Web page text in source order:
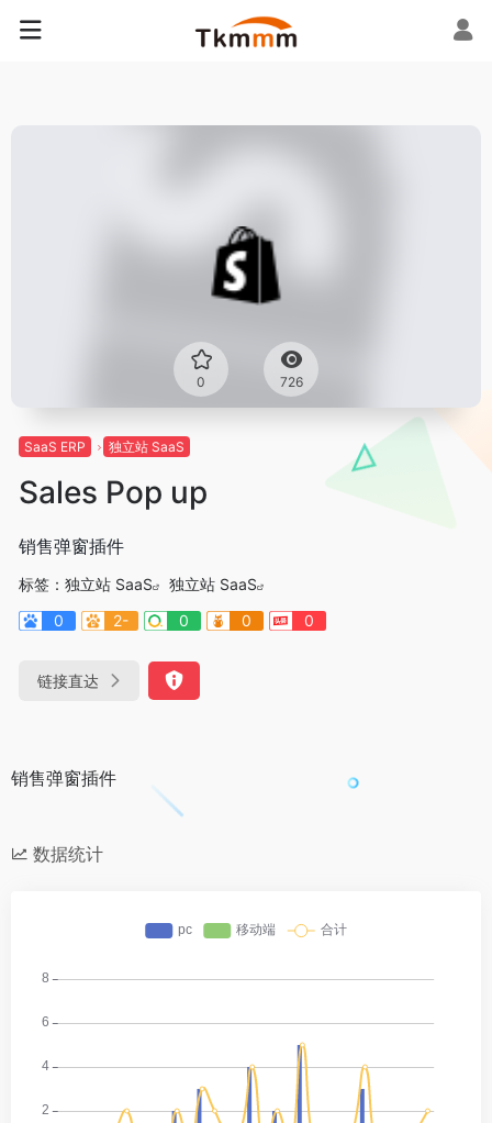
0 726
SaaS ERP 独立站 SaaS
Sales Pop up
销售弹窗插件
标签： 独立站 SaaS
独立站 SaaS
0
2- 0 0 0
链接直达
销售弹窗插件
数据统计